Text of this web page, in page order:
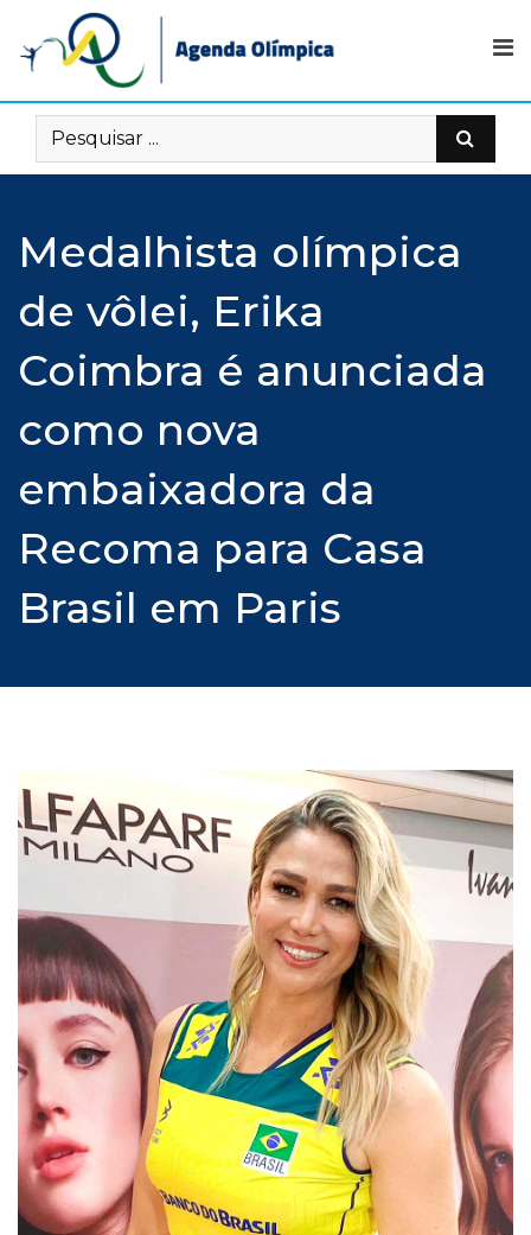
content
Medalhista olímpica
de vôlei, Erika
Coimbra é anunciada
como nova
embaixadora da
Recoma para Casa
Brasil em Paris